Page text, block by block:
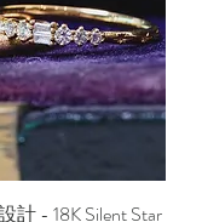
計 - 18K Silent Star